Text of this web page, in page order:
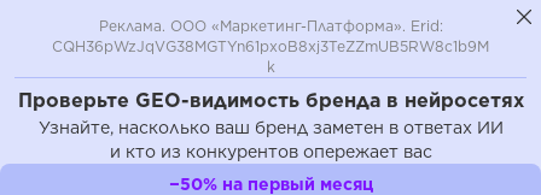
Проверьте GEO-видимость бренда в нейросетях
Узнайте, насколько ваш бренд заметен в ответах ИИ
и кто из конкурентов опережает вас
Реклама. ООО «Маркетинг-Платформа». Erid:
CQH36pWzJqVG38MGTYn61pxoB8xj3TeZZmUB5RW8c1b9M
k
−50% на первый месяц